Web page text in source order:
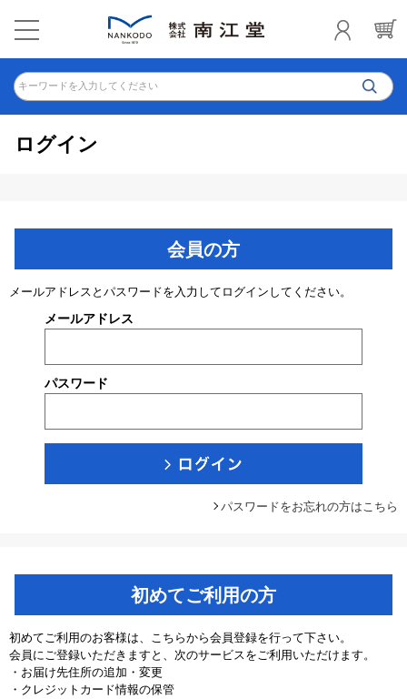
キーワードを入力してください
ログイン
会員の方
メールアドレスとパスワードを入力してログインしてください。
メールアドレス
パスワード
パスワードをお忘れの方はこちら
初めてご利用の方
初めてご利用のお客様は、こちらから会員登録を行って下さい。
会員にご登録いただきますと、次のサービスをご利用いただけます。
・お届け先住所の追加・変更
・クレジットカード情報の保管